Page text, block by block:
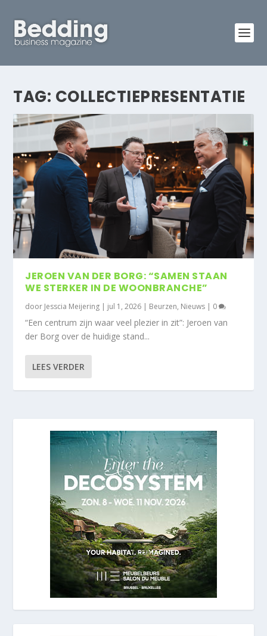
TAG: COLLECTIEPRESENTATIE
JEROEN VAN DER BORG: “SAMEN STAAN
WE STERKER IN DE WOONBRANCHE”
door Jesscia Meijering | jul 1, 2026 | Beurzen, Nieuws | 0
“Een centrum zijn waar veel plezier in zit”: Jeroen van
der Borg over de huidige stand...
LEES VERDER